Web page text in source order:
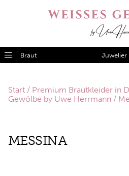
Braut Juwelier
Start / Premium Brautkleider in
Gewölbe by Uwe Herrmann /
MES­SI­NA